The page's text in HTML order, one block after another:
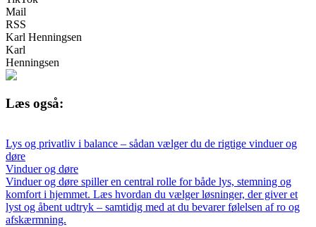
Mail
RSS
Karl Henningsen
Karl
Henningsen
Læs også:
Lys og privatliv i balance – sådan vælger du de rigtige vinduer og
døre
Vinduer og døre
Vinduer og døre spiller en central rolle for både lys, stemning og
komfort i hjemmet. Læs hvordan du vælger løsninger, der giver et
lyst og åbent udtryk – samtidig med at du bevarer følelsen af ro og
afskærmning.